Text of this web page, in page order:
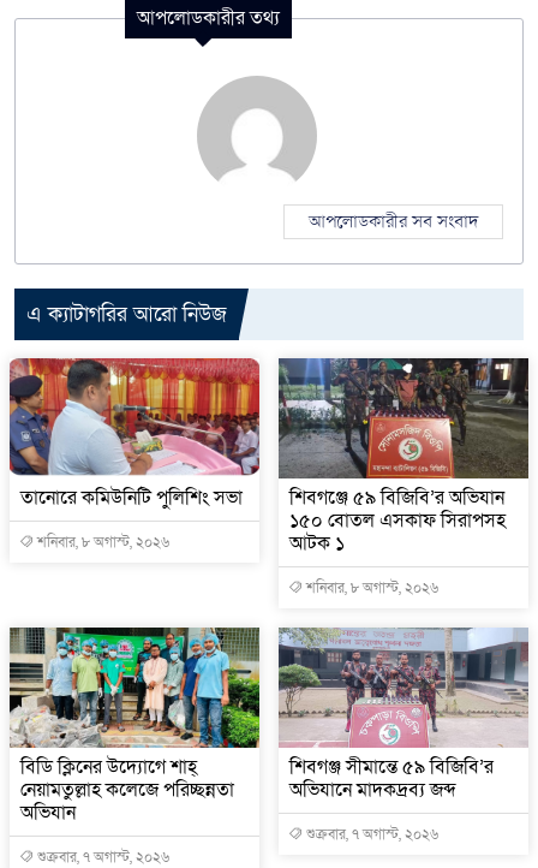
আপলোডকারীর তথ্য
আপলোডকারীর সব সংবাদ
এ ক্যাটাগরির আরো নিউজ
তানোরে কমিউনিটি পুলিশিং সভা
শনিবার, ৮ অগাস্ট, ২০২৬
শিবগঞ্জে ৫৯ বিজিবি’র অভিযান
১৫০ বোতল এসকাফ সিরাপসহ
আটক ১
শনিবার, ৮ অগাস্ট, ২০২৬
বিডি ক্লিনের উদ্যোগে শাহ্
নেয়ামতুল্লাহ কলেজে পরিচ্ছন্নতা
অভিযান
শুক্রবার, ৭ অগাস্ট, ২০২৬
শিবগঞ্জ সীমান্তে ৫৯ বিজিবি’র
অভিযানে মাদকদ্রব্য জব্দ
শুক্রবার, ৭ অগাস্ট, ২০২৬